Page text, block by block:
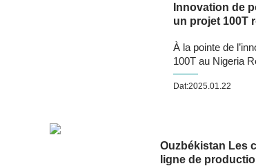
Innovation de
un projet 100T
À la pointe de
100T au Nigeria
Dat:2025.01.22
Ouzbékistan Les
ligne de